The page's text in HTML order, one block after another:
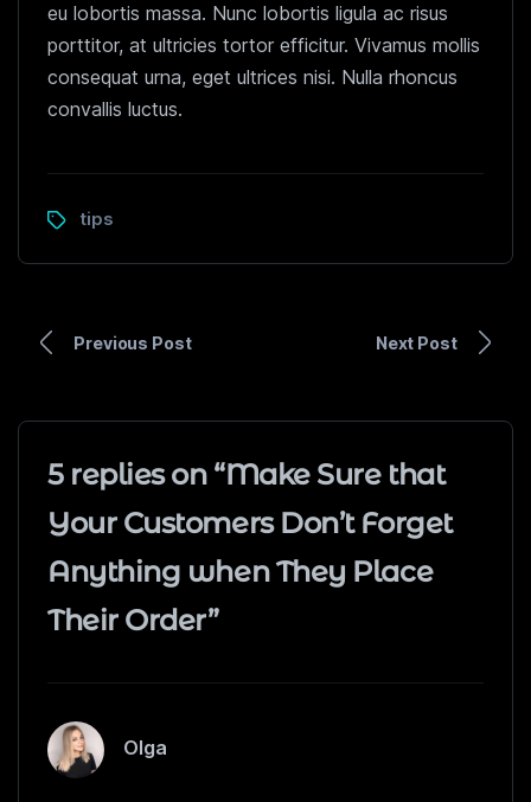
eu lobortis massa. Nunc lobortis ligula ac risus
porttitor, at ultricies tortor efficitur. Vivamus mollis
consequat urna, eget ultrices nisi. Nulla rhoncus
convallis luctus.
tips
Previous Post Next Post
5 replies on “Make Sure that
Your Customers Don’t Forget
Anything when They Place
Their Order”
Olga